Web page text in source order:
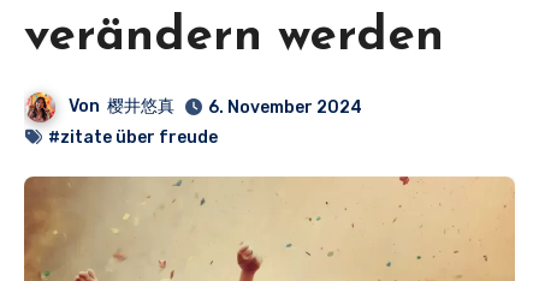
verändern werden
Von 樱井悠真
6. November 2024
#zitate über freude